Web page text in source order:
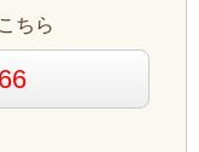
ちら